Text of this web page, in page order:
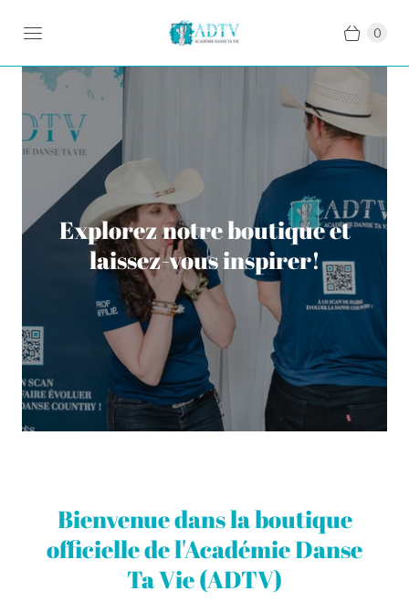
0
Explorez notre boutique et
laissez-vous inspirer!
Bienvenue dans la boutique
officielle de l'Académie Danse
Ta Vie (ADTV)